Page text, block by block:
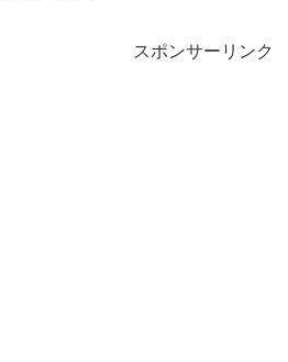
スポンサーリンク